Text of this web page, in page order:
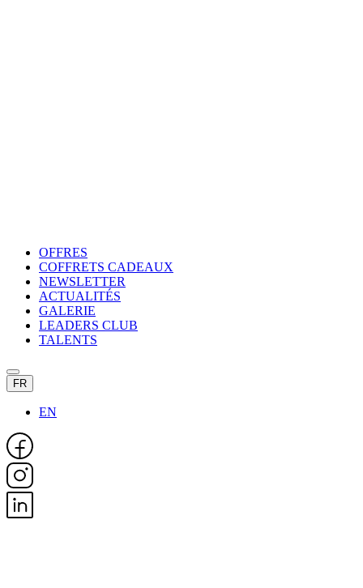
OFFRES
COFFRETS CADEAUX
NEWSLETTER
ACTUALITÉS
GALERIE
LEADERS CLUB
TALENTS
FR
EN